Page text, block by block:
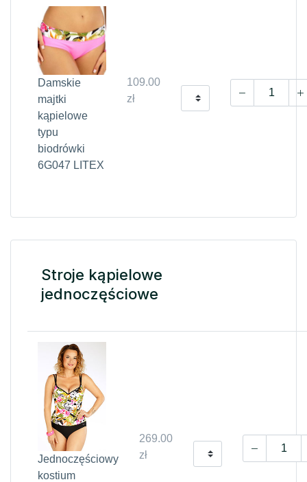
Damskie
majtki
kąpielowe
typu
biodrówki
6G047 LITEX
109.00
zł
Stroje kąpielowe
jednoczęściowe
Jednoczęściowy
kostium
269.00
zł